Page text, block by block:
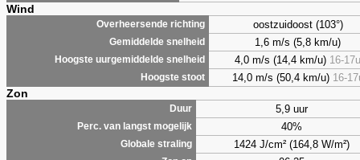
Wind
Overheersende richting oostzuidoost (103°)
Gemiddelde snelheid 1,6 m/s (5,8 km/u)
Hoogste uurgemiddelde snelheid 4,0 m/s (14,4 km/u) 16-17u
Hoogste stoot 14,0 m/s (50,4 km/u) 16-
Zon
Duur 5,9 uur
Perc. van langst mogelijk 40%
Globale straling 1424 J/cm² (164,8 W/m²)